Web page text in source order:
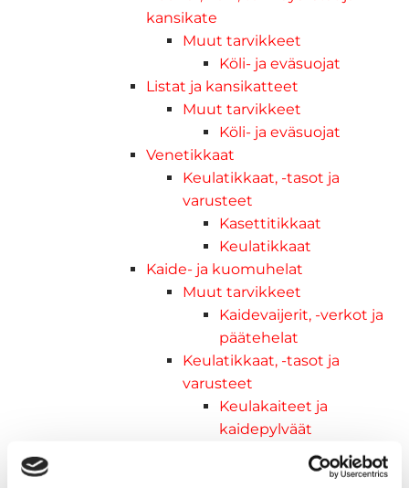
kansikate
Muut tarvikkeet
Köli- ja eväsuojat
Listat ja kansikatteet
Muut tarvikkeet
Köli- ja eväsuojat
Venetikkaat
Keulatikkaat, -tasot ja
varusteet
Kasettitikkaat
Keulatikkaat
Kaide- ja kuomuhelat
Muut tarvikkeet
Kaidevaijerit, -verkot ja
päätehelat
Keulatikkaat, -tasot ja
varusteet
Keulakaiteet ja
kaidepylväät
Kansiluukut, ikkunat ja verhot
Luukut, hyttysverkot ja